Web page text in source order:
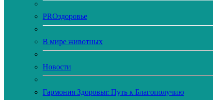
PROздоровье
В мире животных
Новости
Гармония Здоровья: Путь к Благополучию